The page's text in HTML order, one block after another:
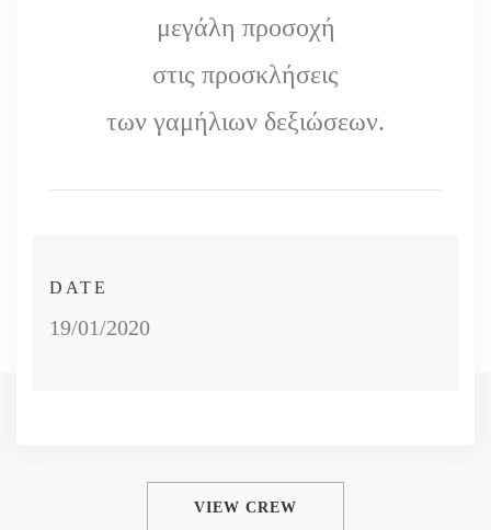
μεγάλη προσοχή
στις προσκλήσεις
των γαμήλιων δεξιώσεων.
DATE
19/01/2020
VIEW CREW